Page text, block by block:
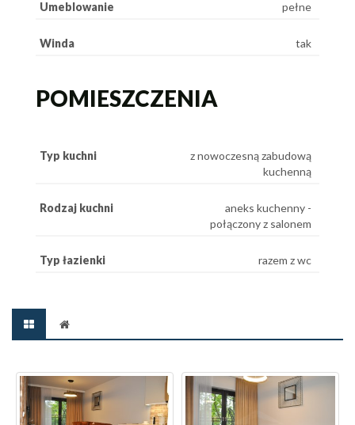
Umeblowanie pełne
Winda tak
POMIESZCZENIA
Typ kuchni
z nowoczesną zabudową
kuchenną
Rodzaj kuchni
aneks kuchenny -
połączony z salonem
Typ łazienki razem z wc